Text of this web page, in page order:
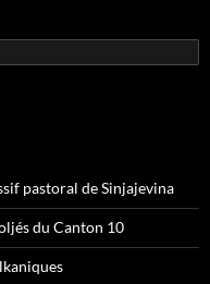
pastoral de Sinjajevina
du Canton 10